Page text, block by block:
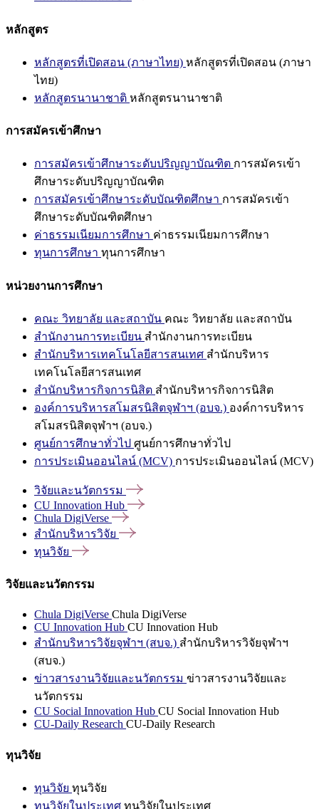
หลักสูตร
หลักสูตรที่เปิดสอน (ภาษาไทย) หลักสูตรที่เปิดสอน (ภาษา
ไทย)
หลักสูตรนานาชาติ หลักสูตรนานาชาติ
การสมัครเข้าศึกษา
การสมัครเข้าศึกษาระดับปริญญาบัณฑิต การสมัครเข้า
ศึกษาระดับปริญญาบัณฑิต
การสมัครเข้าศึกษาระดับบัณฑิตศึกษา การสมัครเข้า
ศึกษาระดับบัณฑิตศึกษา
ค่าธรรมเนียมการศึกษา ค่าธรรมเนียมการศึกษา
ทุนการศึกษา ทุนการศึกษา
หน่วยงานการศึกษา
คณะ วิทยาลัย และสถาบัน คณะ วิทยาลัย และสถาบัน
สำนักงานการทะเบียน สำนักงานการทะเบียน
สำนักบริหารเทคโนโลยีสารสนเทศ สำนักบริหาร
เทคโนโลยีสารสนเทศ
สำนักบริหารกิจการนิสิต สำนักบริหารกิจการนิสิต
องค์การบริหารสโมสรนิสิตจุฬาฯ (อบจ.) องค์การบริหาร
สโมสรนิสิตจุฬาฯ (อบจ.)
ศูนย์การศึกษาทั่วไป ศูนย์การศึกษาทั่วไป
การประเมินออนไลน์ (MCV) การประเมินออนไลน์ (MCV)
วิจัยและนวัตกรรม
CU Innovation Hub
Chula DigiVerse
สำนักบริหารวิจัย
ทุนวิจัย
วิจัยและนวัตกรรม
Chula DigiVerse Chula DigiVerse
CU Innovation Hub CU Innovation Hub
สำนักบริหารวิจัยจุฬาฯ (สบจ.) สำนักบริหารวิจัยจุฬาฯ
(สบจ.)
ข่าวสารงานวิจัยและนวัตกรรม ข่าวสารงานวิจัยและ
นวัตกรรม
CU Social Innovation Hub CU Social Innovation Hub
CU-Daily Research CU-Daily Research
ทุนวิจัย
ทุนวิจัย ทุนวิจัย
ทุนวิจัยในประเทศ ทุนวิจัยในประเทศ